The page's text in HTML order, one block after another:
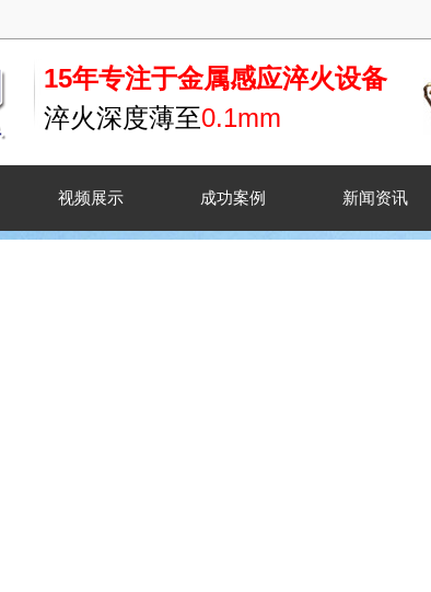
视频展示 成功案例 新闻资讯
15年专注于金属感应淬火设备
淬火深度薄至0.1mm